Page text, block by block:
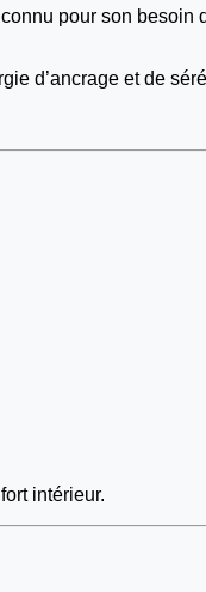
pour son besoin
d’ancrage et de
intérieur.